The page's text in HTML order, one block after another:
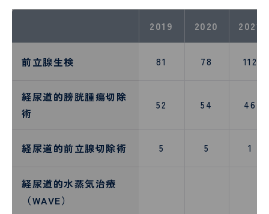
2019 2020 2021
前立腺生検 81 78 112
経尿道的膀胱腫瘍切除
術
52 54 46
経尿道的前立腺切除術 5 5 1
経尿道的水蒸気治療
（WAVE）